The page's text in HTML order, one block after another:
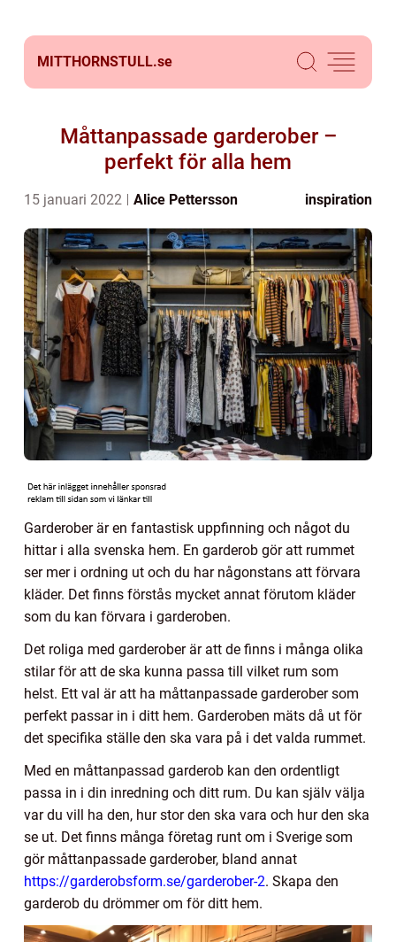
MITTHORNSTULL.se
Måttanpassade garderober –
perfekt för alla hem
15 januari 2022 Alice Pettersson inspiration
Garderober är en fantastisk uppfinning och något du
hittar i alla svenska hem. En garderob gör att rummet
ser mer i ordning ut och du har någonstans att förvara
kläder. Det finns förstås mycket annat förutom kläder
som du kan förvara i garderoben.
Det roliga med garderober är att de finns i många olika
stilar för att de ska kunna passa till vilket rum som
helst. Ett val är att ha måttanpassade garderober som
perfekt passar in i ditt hem. Garderoben mäts då ut för
det specifika ställe den ska vara på i det valda rummet.
Med en måttanpassad garderob kan den ordentligt
passa in i din inredning och ditt rum. Du kan själv välja
var du vill ha den, hur stor den ska vara och hur den ska
se ut. Det finns många företag runt om i Sverige som
gör måttanpassade garderober, bland annat
https://garderobsform.se/garderober-2. Skapa den
garderob du drömmer om för ditt hem.